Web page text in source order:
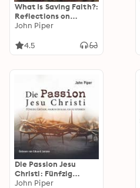
What Is Saving Faith?:
Reflections on
Receiving Christ as a
John Piper
4.5
Die Passion Jesu
Christi: Fünfzig
Gründe, warum er
John Piper